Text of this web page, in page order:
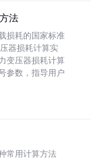
法
损耗的国家标准
压器损耗计算实
变压器损耗计算
参数，指导用户
常用计算方法